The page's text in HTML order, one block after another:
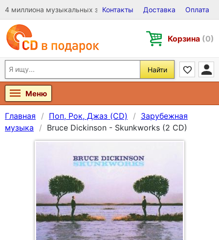
4 миллиона музыкальных записей на Виниле, CD и DVD
Контакты Доставка Оплата
Корзина (0)
Найти
Меню
Главная Поп, Рок, Джаз (CD)
Зарубежная
музыка
Bruce Dickinson - Skunkworks (2 CD)